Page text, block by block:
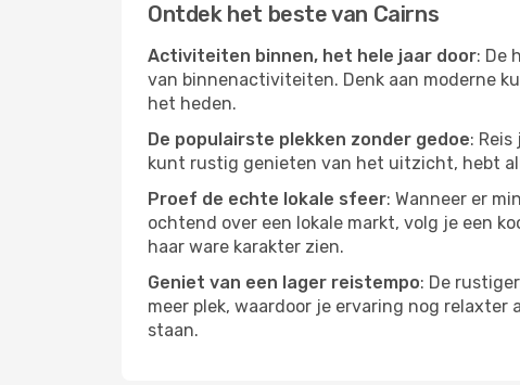
Ontdek het beste van Cairns
Activiteiten binnen, het hele jaar door: De
van binnenactiviteiten. Denk aan moderne
het heden.
De populairste plekken zonder gedoe:
kunt rustig genieten van het uitzicht, hebt
Proef de echte lokale sfeer: Wanneer er
ochtend over een lokale markt, volg je een
haar ware karakter zien.
Geniet van een lager reistempo: De
meer plek, waardoor je ervaring nog
staan.